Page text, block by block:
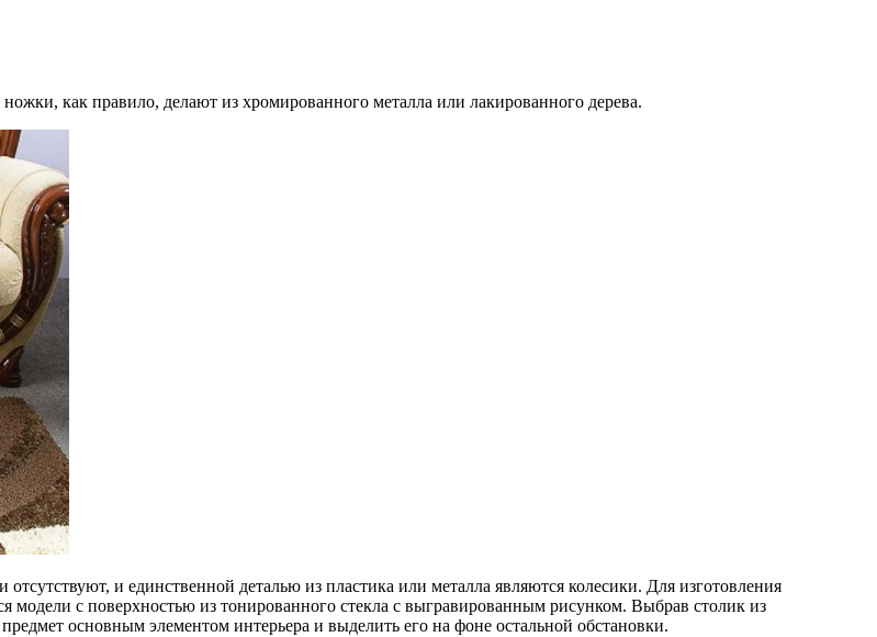
как правило, делают из хромированного металла или лакированного дерева.
и единственной деталью из пластика или металла являются колесики. Для изготовления
модели с поверхностью из тонированного стекла с выгравированным рисунком. Выбрав столик из
основным элементом интерьера и выделить его на фоне остальной обстановки.